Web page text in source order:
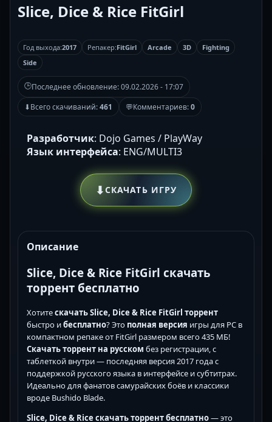
Slice, Dice & Rice FitGirl
Год выхода:2017 Репакер:FitGirl Arcade 3D
Fighting
Side
🕒Последнее обновление:09.02.2026 - 17:07
⬇Всего скачиваний:461 💬Комментариев:0
Разработчик: Dojo Games / PlayWay
Язык интерфейса: ENG/MULTI3
⬇СКАЧАТЬ ИГРУ
Описание
Slice, Dice & Rice FitGirl скачать
торрент бесплатно
Хотитескачать Slice, Dice & Rice FitGirl торрент
быстро ибесплатно? Это полная версия игры для PC в
компактном репаке от FitGirl размером всего 435 МБ!
Скачать торрент на русском без регистрации, с
таблеткой внутри — последняя версия 2017 года с
поддержкой русского языка в интерфейсе и субтитрах.
Идеально для фанатов самурайских боёв и классики
вроде Bushido Blade.
Slice, Dice & Rice скачать торрент бесплатно— это